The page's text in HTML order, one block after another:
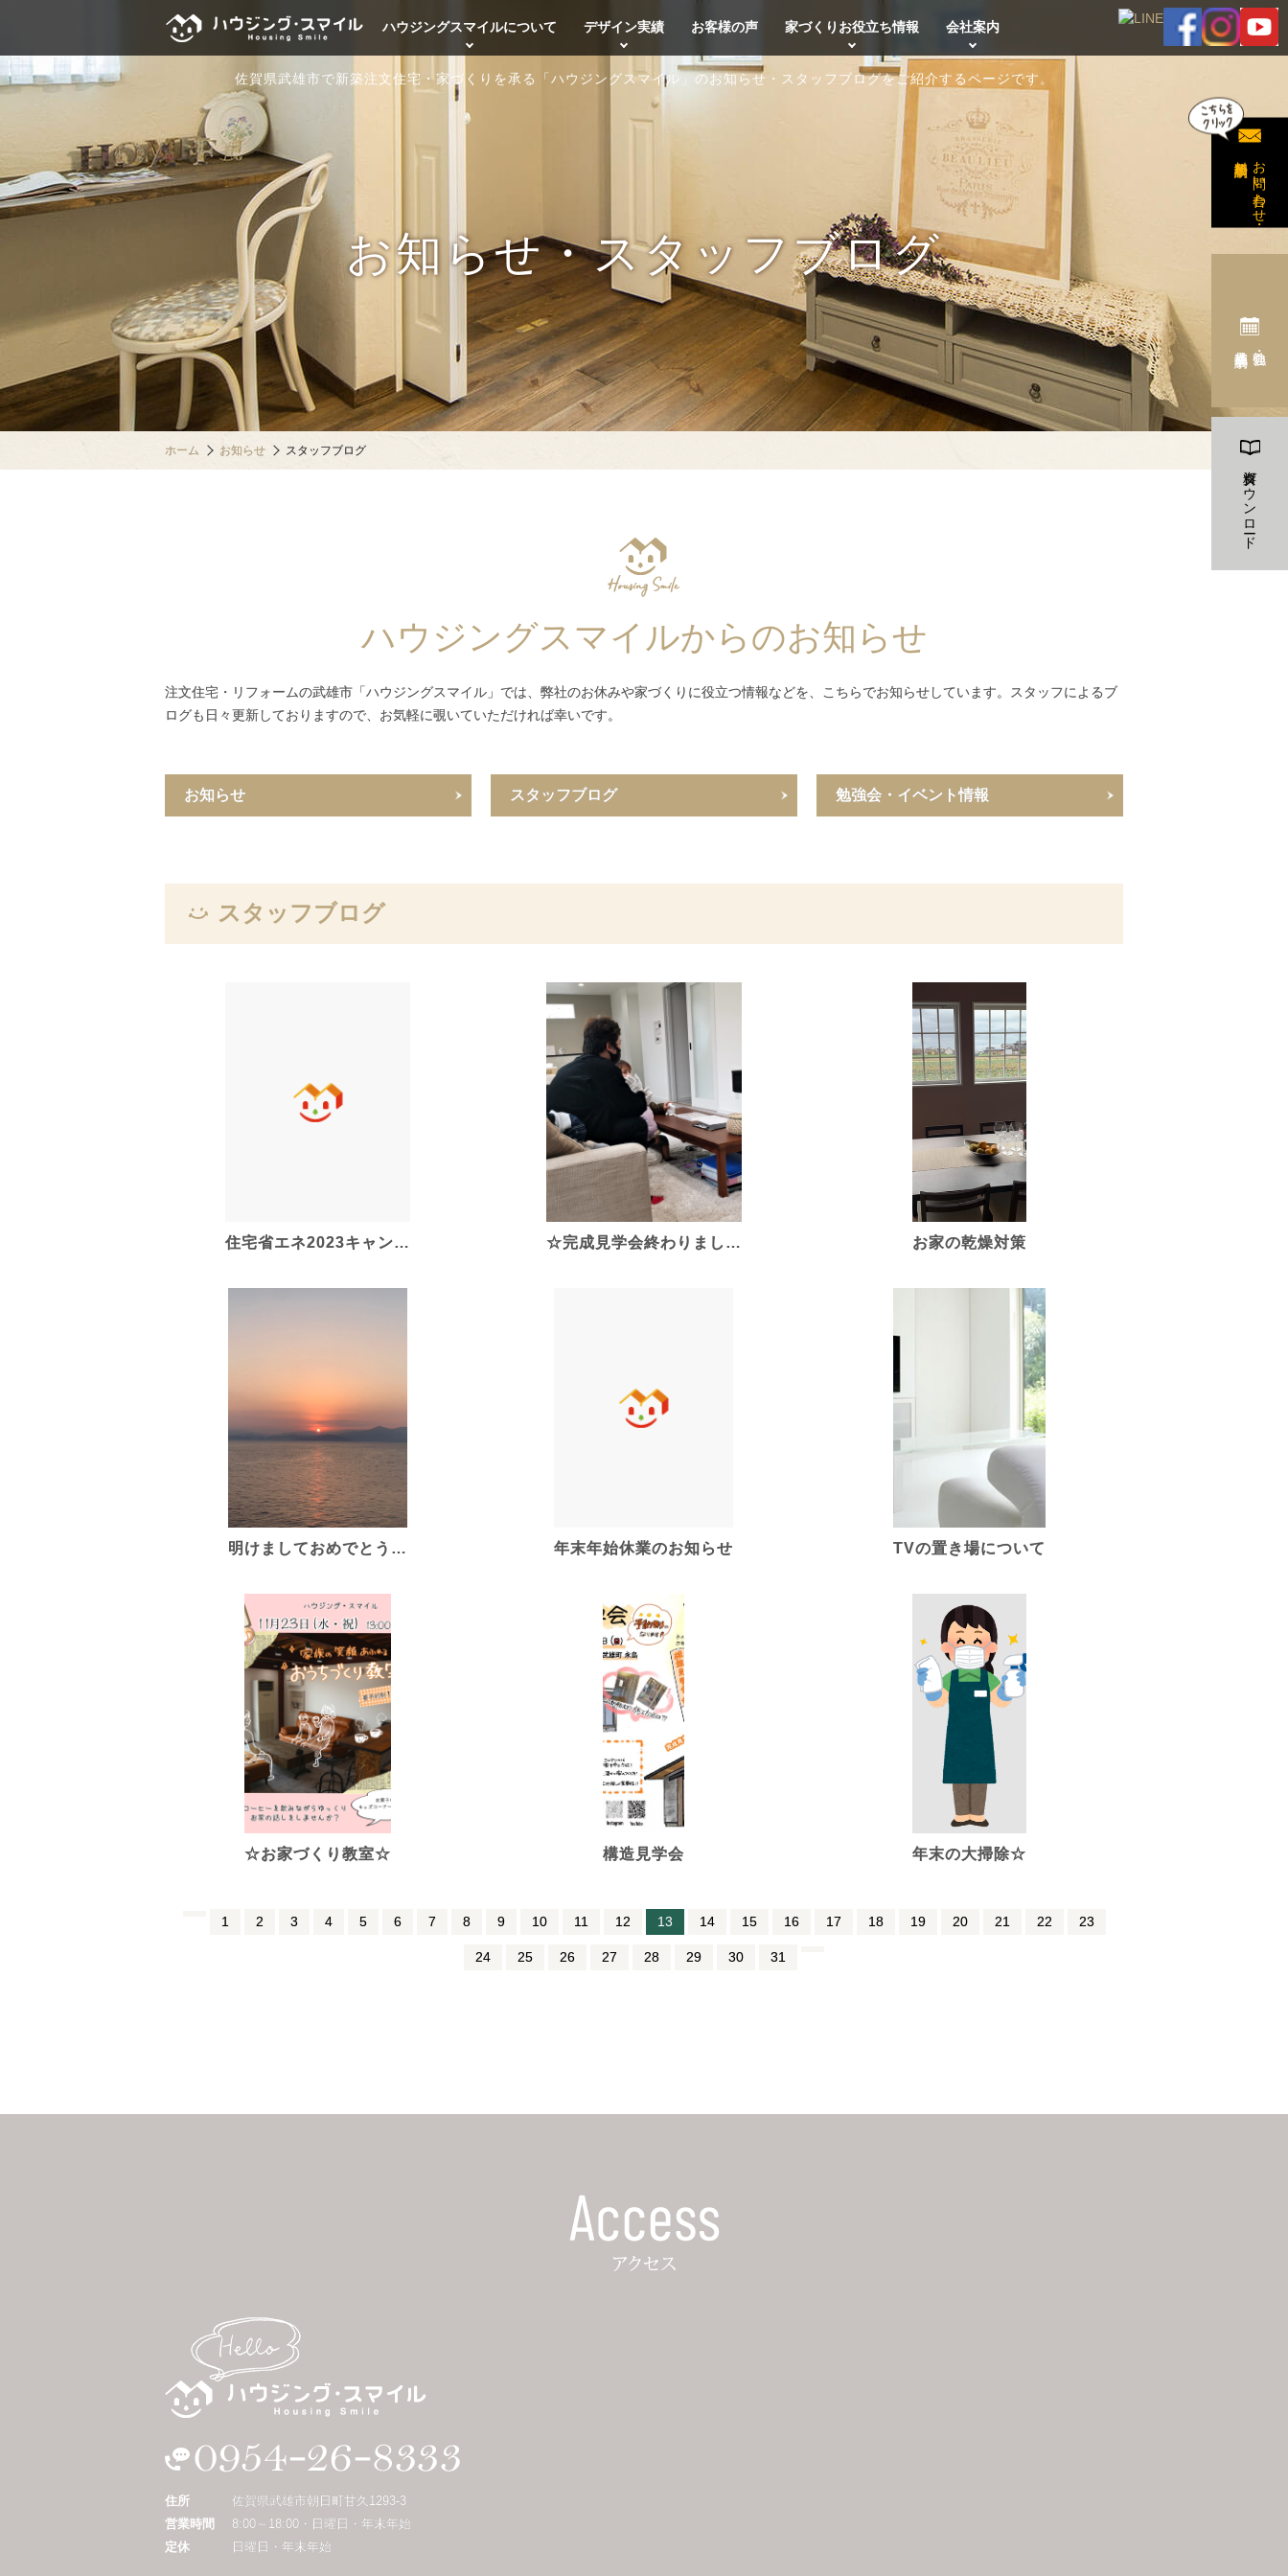
佐賀県武雄市で新築注文住宅・家づくりを承る「ハウジングスマイル」のお知らせ・スタッフブログをご紹介するページです。
お知らせ・スタッフブログ
ハウジングスマイルについて デザイン実績 お客様の声 家づくりお役立ち情報 会社案内
ホーム お知らせ スタッフブログ
ハウジングスマイルからのお知らせ
注文住宅・リフォームの武雄市「ハウジングスマイル」では、弊社のお休みや家づくりに役立つ情報などを、こちらでお知らせしています。スタッフによるブ
ログも日々更新しておりますので、お気軽に覗いていただければ幸いです。
お知らせ スタッフブログ 勉強会・イベント情報
スタッフブログ
住宅省エネ2023キャン… ☆完成見学会終わりまし… お家の乾燥対策
明けましておめでとう… 年末年始休業のお知らせ TVの置き場について
☆お家づくり教室☆ 構造見学会 年末の大掃除☆
1 2 3 4 5 6 7 8 9 10 11 12 13 14 15 16 17 18 19 20 21 22 23
24 25 26 27 28 29 30 31
住所
佐賀県武雄市朝日町甘久1293-3
営業時間
8:00～18:00・日曜日・年末年始
定休
日曜日・年末年始
お問い合わせ・
資料ダウンロード